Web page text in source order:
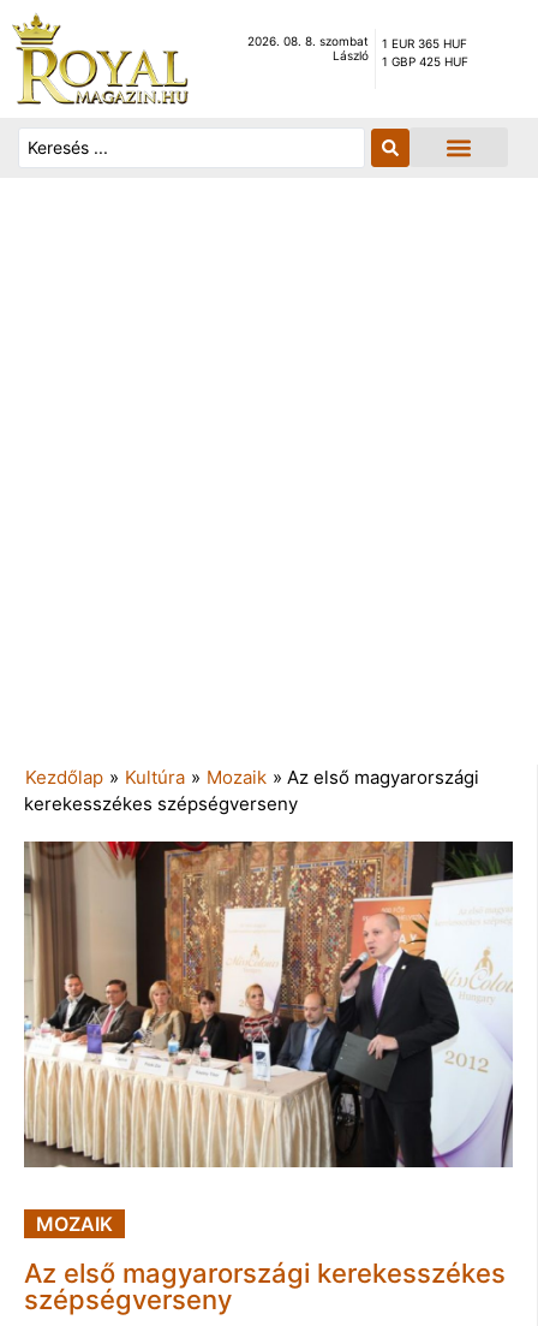
2026. 08. 8. szombat
László
1 EUR 365 HUF
1 GBP 425 HUF
Kezdőlap » Kultúra » Mozaik » Az első magyarországi
kerekesszékes szépségverseny
MOZAIK
Az első magyarországi kerekesszékes
szépségverseny